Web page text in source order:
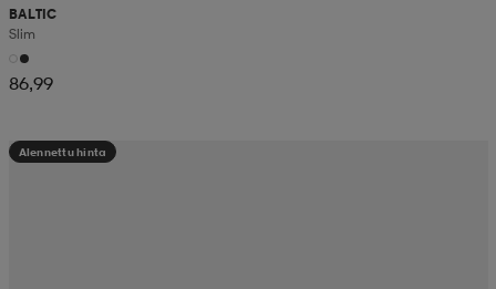
BALTIC
Slim
86,99
Alennettu hinta